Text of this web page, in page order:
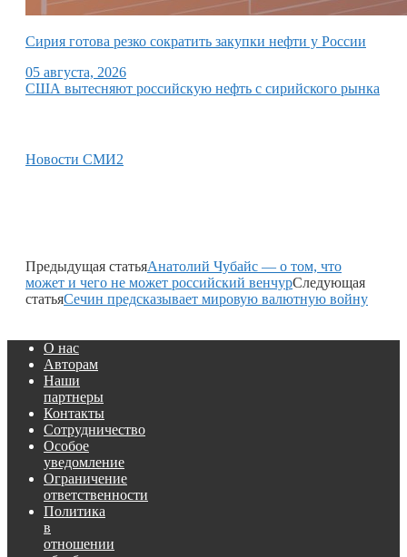
Сирия готова резко сократить закупки нефти у России
05 августа, 2026
США вытесняют российскую нефть с сирийского рынка
Новости СМИ2
Предыдущая статьяАнатолий Чубайс — о том, что
может и чего не может российский венчурСледующая
статьяСечин предсказывает мировую валютную войну
О нас
Авторам
Наши
партнеры
Контакты
Сотрудничество
Особое
уведомление
Ограничение
ответственности
Политика
в
отношении